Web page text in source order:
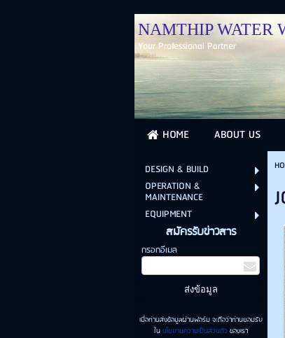
NAMTHIP WATER
Your Professional Partner
HOME ABOUT US
DESIGN & BUILD
OPERATION &
MAINTENANCE
EQUIPMENT
สมัครรับข่าวสาร
กรอกอีเมล
เมื่อท่านส่งข้อมูลผ่านฟอร์ม จะถือว่าท่านยอมรับ
ในนโยบายความเป็นส่วนตัวของเรา